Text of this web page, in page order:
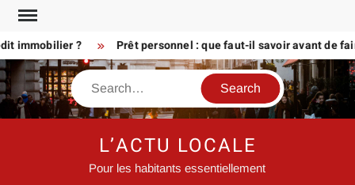
Skip
content
? Prêt personnel : que faut-il savoir avant de faire
Search
L’ACTU LOCALE
Pour les habitants essentiellement